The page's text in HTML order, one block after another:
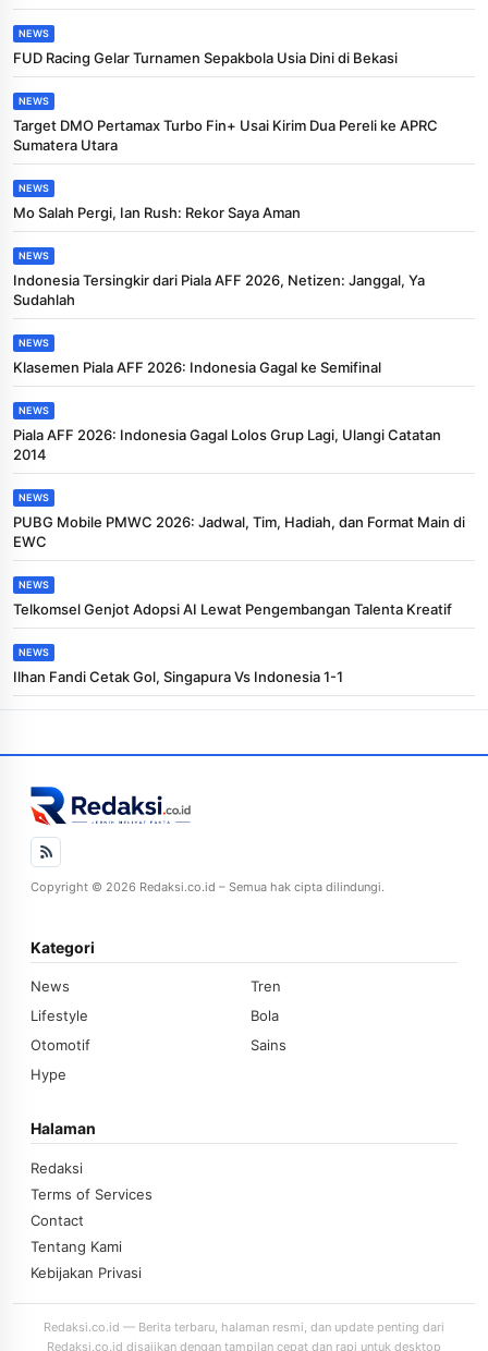
NEWS
FUD Racing Gelar Turnamen Sepakbola Usia Dini di Bekasi
NEWS
Target DMO Pertamax Turbo Fin+ Usai Kirim Dua Pereli ke APRC
Sumatera Utara
NEWS
Mo Salah Pergi, Ian Rush: Rekor Saya Aman
NEWS
Indonesia Tersingkir dari Piala AFF 2026, Netizen: Janggal, Ya
Sudahlah
NEWS
Klasemen Piala AFF 2026: Indonesia Gagal ke Semifinal
NEWS
Piala AFF 2026: Indonesia Gagal Lolos Grup Lagi, Ulangi Catatan
2014
NEWS
PUBG Mobile PMWC 2026: Jadwal, Tim, Hadiah, dan Format Main di
EWC
NEWS
Telkomsel Genjot Adopsi AI Lewat Pengembangan Talenta Kreatif
NEWS
Ilhan Fandi Cetak Gol, Singapura Vs Indonesia 1-1
Copyright © 2026 Redaksi.co.id – Semua hak cipta dilindungi.
Kategori
News
Tren
Lifestyle
Bola
Otomotif
Sains
Hype
Halaman
Redaksi
Terms of Services
Contact
Tentang Kami
Kebijakan Privasi
Redaksi.co.id — Berita terbaru, halaman resmi, dan update penting dari
Redaksi.co.id disajikan dengan tampilan cepat dan rapi untuk desktop